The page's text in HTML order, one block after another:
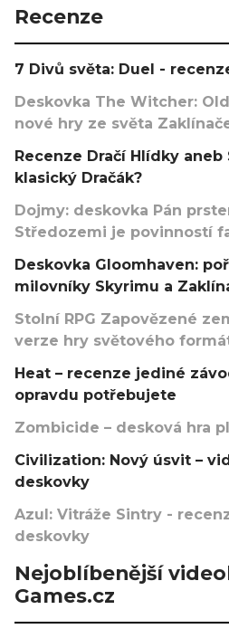
Recenze
7 Divů světa: Duel -
Deskovka The Witcher:
nové hry ze světa
Recenze Dračí Hlídky
klasický Dračák?
Dojmy: deskovka Pán
Středozemi je povinností
Deskovka Gloomhaven:
milovníky Skyrimu a
Stolní RPG Zapovězené
verze hry světového
Heat – recenze jediné
opravdu potřebujete
Zombicide – desková hra
Civilization: Nový úsvit –
deskovky
Azul: Vitráže Sintry -
deskovky
Nejoblíbenější
Games.cz